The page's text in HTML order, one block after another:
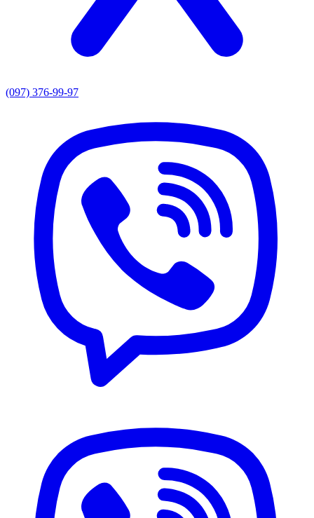
(097) 376-99-97